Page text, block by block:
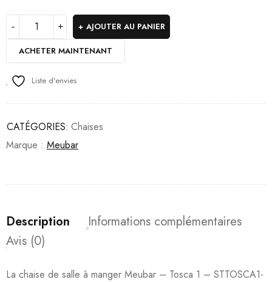
AJOUTER AU PANIER
ACHETER MAINTENANT
Liste d'envies
CATÉGORIES: Chaises
Marque : Meubar
Description
Informations complémentaires
Avis (0)
La chaise de salle à manger Meubar – Tosca 1 – STTOSCA1-